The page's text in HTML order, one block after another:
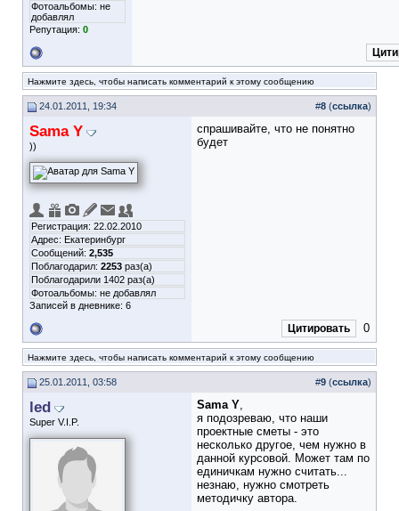
Фотоальбомы: не
добавлял
Репутация: 0
Нажмите здесь, чтобы написать комментарий к этому сообщению
24.01.2011, 19:34 #8 (ссылка)
Sama Y
))
Регистрация: 22.02.2010
Адрес: Екатеринбург
Сообщений: 2,535
Поблагодарил: 2253 раз(а)
Поблагодарили 1402 раз(а)
Фотоальбомы: не добавлял
Записей в дневнике: 6
спрашивайте, что не понятно
будет
Цитировать 0
Нажмите здесь, чтобы написать комментарий к этому сообщению
25.01.2011, 03:58 #9 (ссылка)
led
Super V.I.P.
Sama Y,
я подозреваю, что наши
проектные сметы - это
несколько другое, чем нужно в
данной курсовой. Может там по
единичкам нужно считать...
незнаю, нужно смотреть
методичку автора.